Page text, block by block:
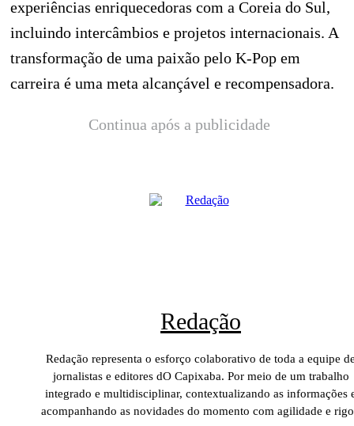
experiências enriquecedoras com a Coreia do Sul,
incluindo intercâmbios e projetos internacionais. A
transformação de uma paixão pelo K-Pop em
carreira é uma meta alcançável e recompensadora.
Continua após a publicidade
Redação
Redação representa o esforço colaborativo de toda a equipe
jornalistas e editores dO Capixaba. Por meio de um trabalho
integrado e multidisciplinar, contextualizando as informações
acompanhando as novidades do momento com agilidade e